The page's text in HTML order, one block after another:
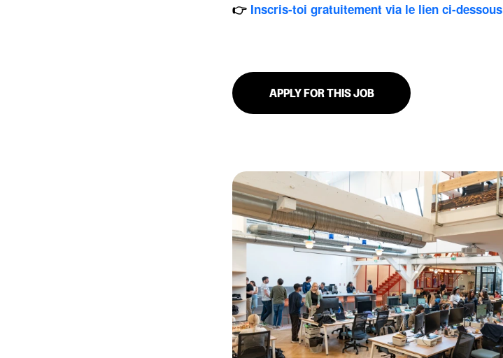
👉 Inscris-toi gratuitement via le lien ci-dessous
APPLY FOR THIS JOB